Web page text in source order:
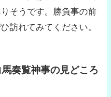
そうです。勝負事の前
訪れてみてください。
奏覧神事の見どころ